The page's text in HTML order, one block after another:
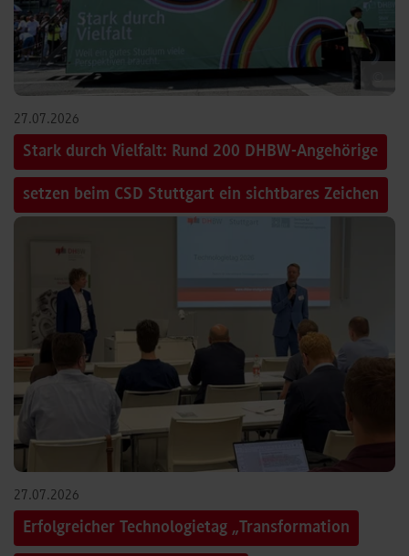
27.07.2026
Stark durch Vielfalt: Rund 200 DHBW-Angehörige
setzen beim CSD Stuttgart ein sichtbares Zeichen
27.07.2026
Erfolgreicher Technologietag „Transformation